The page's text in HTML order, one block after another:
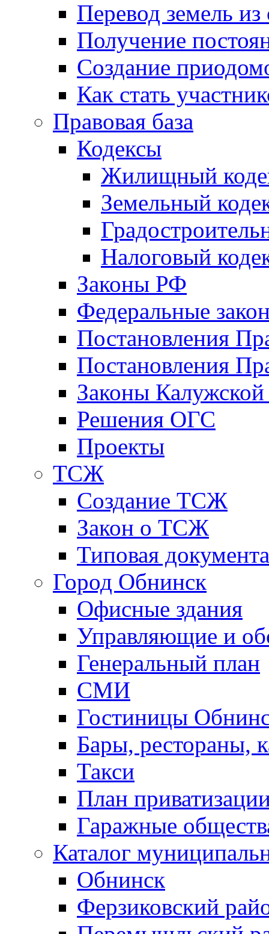
Перевод земель
Получение
Создание
Как стать
Правовая база
Кодексы
Жилищный
Земельный
Налоговый
Законы РФ
Федеральные
Постановления
Постановления
Законы Калужской
Решения ОГС
Проекты
ТСЖ
Создание ТСЖ
Закон о ТСЖ
Типовая
Город Обнинск
Офисные здания
Управляющие и
Генеральный план
СМИ
Гостиницы
Бары, рестораны,
Такси
План
Гаражные
Каталог
Обнинск
Ферзиковский